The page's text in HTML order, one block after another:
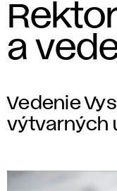
a
Vedenie
výtvarných